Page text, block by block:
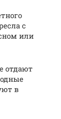
с
или
отдают
в